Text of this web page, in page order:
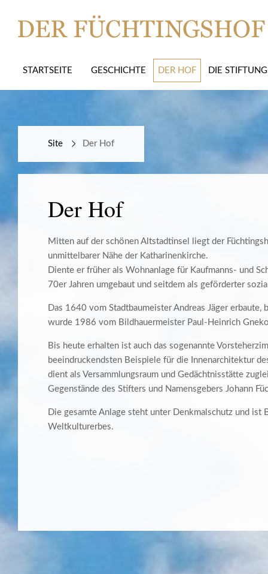
STARTSEITE GESCHICHTE DER HOF DIE STIFTUNG
Site Der Hof
Der Hof
Mitten auf der schönen Altstadtinsel liegt der
unmittelbarer Nähe der Katharinenkirche.
Diente er früher als Wohnanlage für Kaufmanns- und
70er Jahren umgebaut und seitdem als geförderter
Das 1640 vom Stadtbaumeister Andreas Jäger erbaute,
wurde 1986 vom Bildhauermeister Paul-Heinrich
Bis heute erhalten ist auch das sogenannte
beeindruckendsten Beispiele für die Innenarchitektur
dient als Versammlungsraum und Gedächtnisstätte
Gegenstände des Stifters und Namensgebers Johann
Die gesamte Anlage steht unter Denkmalschutz und ist
Weltkulturerbes.